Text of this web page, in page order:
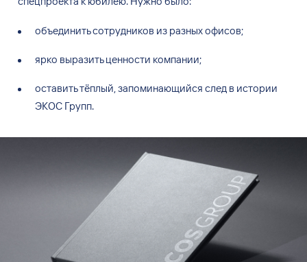
объединить сотрудников из разных офисов;
ярко выразить ценности компании;
оставить тёплый, запоминающийся след в истории
ЭКОС Групп.